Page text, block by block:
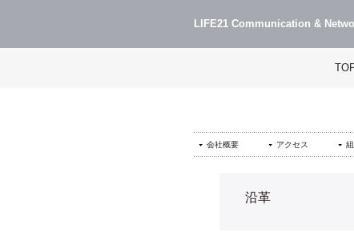
LIFE21 Communication &
会社概要 アクセス
沿革